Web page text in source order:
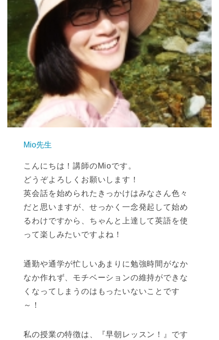
Mio先生
こんにちは！講師のMioです。
どうぞよろしくお願いします！
英会話を始められたきっかけはみなさん色々
だと思いますが、せっかく一念発起して始め
るわけですから、ちゃんと上達して英語を使
って楽しみたいですよね！
通勤や通学が忙しいあまりに勉強時間がなか
なか作れず、モチベーションの維持ができな
くなってしまうのはもったいないことです
～！
私の授業の特徴は、『早朝レッスン！』です